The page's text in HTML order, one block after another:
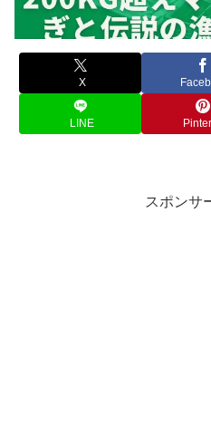
X
LINE
スポンサ